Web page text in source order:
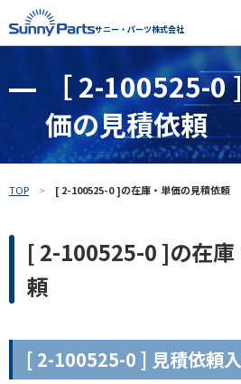
サニー・パーツ株式会社
半導体・電子部
フリーワードで探す
［ 2-100525-
価の見積依頼
TOP [ 2-100525-0 ]の在庫・単価の見積依頼
[ 2-100525-0 ]の在庫
頼
[ 2-100525-0 ] 見積依頼